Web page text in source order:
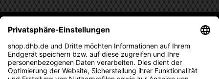
ABONNIEREN SIE DEN KOSTENLOSEN DHB-FANSHOP
NEWSLETTER UND VERPASSEN SIE KEINE NEUIGKEIT ODER
AKTION MEHR.
ANMELDEN